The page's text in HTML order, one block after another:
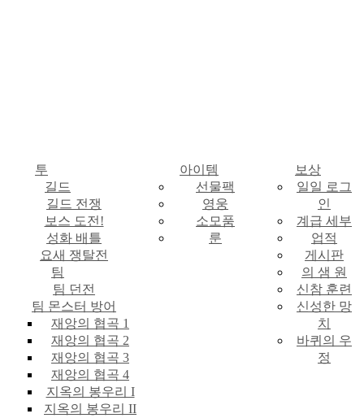
투
길드
길드 전쟁
보스 도전!
성화 배틀
요새 쟁탈전
팀
팀 던전
팀 몬스터 방어
재앙의 협곡 1
재앙의 협곡 2
재앙의 협곡 3
재앙의 협곡 4
지옥의 봉우리 I
지옥의 봉우리 II
아이템
선물팩
영웅
소모품
룬
보상
일일 로그
인
계급 세부
업적
게시판
의 샘 원
신참 훈련
신성한 망
치
바퀴의 우
정